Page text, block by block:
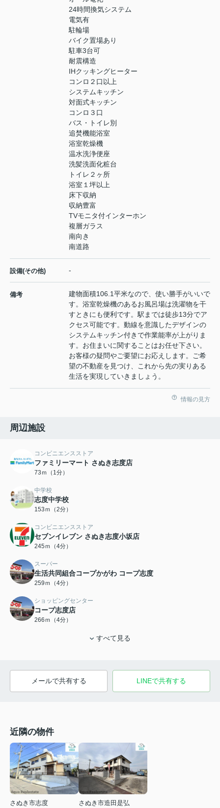
24時間換気システム
電気有
駐輪場
バイク置場あり
駐車3台可
耐震構造
IHクッキングヒーター
コンロ２口以上
システムキッチン
対面式キッチン
コンロ３口
バス・トイレ別
追焚機能浴室
浴室乾燥機
温水洗浄便座
洗髪洗面化粧台
トイレ２ヶ所
浴室１坪以上
床下収納
収納豊富
TVモニタ付インターホン
複層ガラス
南向き
南道路
設備(その他) -
備考
建物面積106.1平米なので、使い勝手がいいで
す。浴室乾燥機のあるお風呂場は洗濯物を干
すときにも便利です。駅までは徒歩13分でア
クセス可能です。動線を意識したデザインの
システムキッチン付きで作業能率が上がりま
す。お住まいに関することはお任せ下さい。
お客様の疑問やご要望にお応えします。ご希
望の不動産を見つけ、これから先の実りある
生活を実現していきましょう。
情報の見方
周辺施設
コンビニエンスストア
ファミリーマート さぬき志度店
73ｍ（1分）
中学校
志度中学校
153ｍ（2分）
コンビニエンスストア
セブンイレブン さぬき志度小坂店
245ｍ（4分）
スーパー
生活共同組合コープかがわ コープ志度
259ｍ（4分）
ショッピングセンター
コープ志度店
266ｍ（4分）
すべて見る
メールで共有する LINEで共有する
近隣の物件
さぬき市志度
さぬき市造田是弘